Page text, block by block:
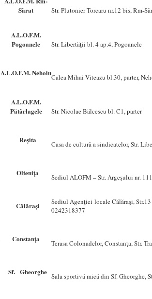
Sărat
Str. Plutonier Torcaru nr.12 bis, Rm-
A.L.O.F.M.
Pogoanele
Str. Libertăţii bl. 4 ap.4, Pogoanele
A.L.O.F.M. NehoiuCalea Mihai Viteazu bl.30, parter,
A.L.O.F.M.
Pătârlagele
Str. Nicolae Bălcescu bl. C1, parter
Reşita Casa de cultură a sindicatelor, Str.
Olteniţa Sediul ALOFM – Str. Argeşului nr.
Călăraşi
Sediul Agenţiei locale Călăraşi,
0242318377
Constanţa Terasa Colonadelor, Constanţa, Str.
Sf. Gheorghe Sala sportivă mică din Sf. Gheorghe,